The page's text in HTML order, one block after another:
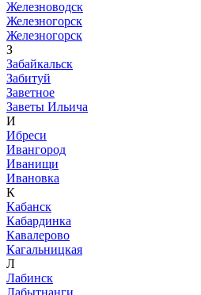
Железноводск
Железногорск
Железногорск
З
Забайкальск
Забитуй
Заветное
Заветы Ильича
И
Ибреси
Ивангород
Иванищи
Ивановка
К
Кабанск
Кабардинка
Кавалерово
Кагальницкая
Л
Лабинск
Лабытнанги